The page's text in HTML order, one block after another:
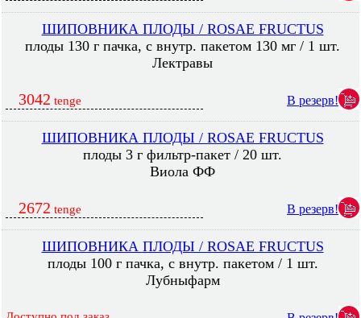
ШИПОВНИКА ПЛОДЫ / ROSAE FRUCTUS
плоды 130 г пачка, с внутр. пакетом 130 мг / 1 шт.
Лектравы
3042 tenge В резерв!
ШИПОВНИКА ПЛОДЫ / ROSAE FRUCTUS
плоды 3 г фильтр-пакет / 20 шт.
Виола ФФ
2672 tenge В резерв!
ШИПОВНИКА ПЛОДЫ / ROSAE FRUCTUS
плоды 100 г пачка, с внутр. пакетом / 1 шт.
Лубныфарм